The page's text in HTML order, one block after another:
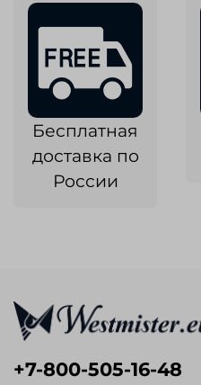
Бесплатная
доставка по
России
+7-800-505-16-48